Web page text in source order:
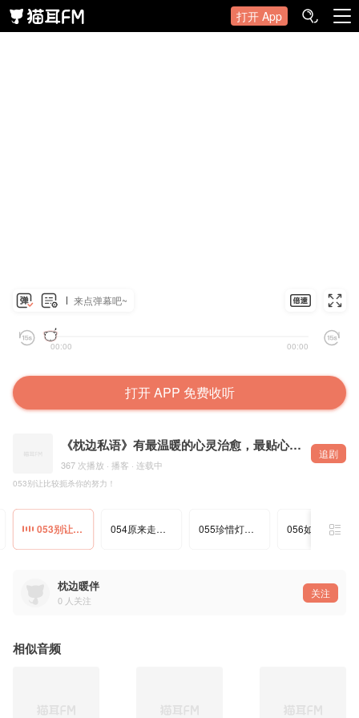
打开 App
来点弹幕吧~
00:00 00:00
打开 APP 免费收听
《枕边私语》有最温暖的心灵治愈，最贴心的睡前陪伴!
367 次播放 · 播客 · 连载中
追剧
053别让比较扼杀你的努力！
053别让比较扼杀你的努力！ 054原来走捷径也会让人心虚！ 055珍惜灯火与光阴，生活更有温度！ 056如何跳出自我内耗的怪圈？
枕边暖伴
0 人关注
关注
相似音频